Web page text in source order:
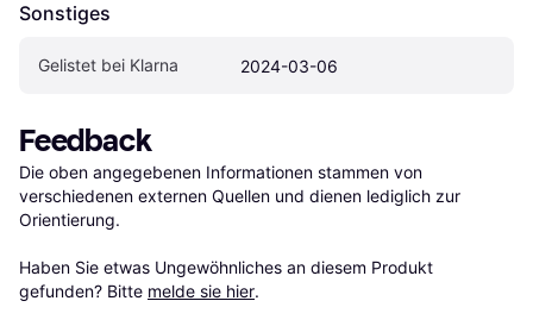
Sonstiges
Gelistet bei Klarna 2024-03-06
Feedback
Die oben angegebenen Informationen stammen von
verschiedenen externen Quellen und dienen lediglich zur
Orientierung.
Haben Sie etwas Ungewöhnliches an diesem Produkt
gefunden? Bitte melde sie hier.